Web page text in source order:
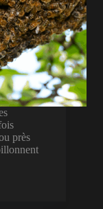
près